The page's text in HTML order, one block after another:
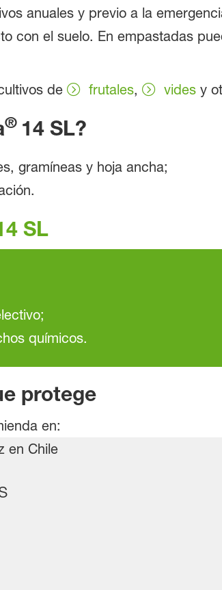
anuales y previo a la
con el suelo. En empastadas
de frutales, vides y
® 14 SL?
gramíneas y hoja ancha;
SL
químicos.
protege
en: